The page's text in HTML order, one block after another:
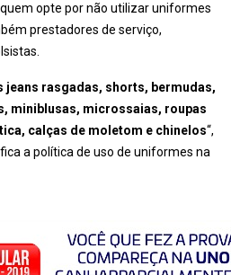
opte por não utilizar uniformes
prestadores de serviço,
jeans rasgadas, shorts, bermudas,
miniblusas, microssaias, roupas
calças de moletom e chinelos“,
a política de uso de uniformes na